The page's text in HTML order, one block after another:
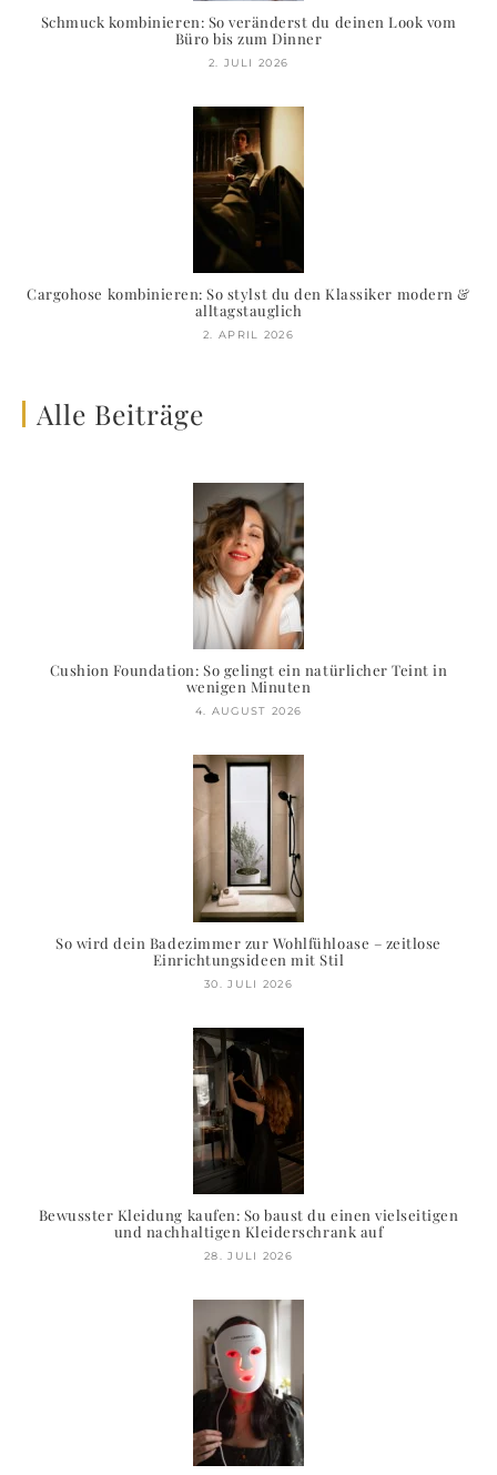
Schmuck kombinieren: So veränderst du deinen Look vom
Büro bis zum Dinner
2. JULI 2026
Cargohose kombinieren: So stylst du den Klassiker modern &
alltagstauglich
2. APRIL 2026
Alle Beiträge
Cushion Foundation: So gelingt ein natürlicher Teint in
wenigen Minuten
4. AUGUST 2026
So wird dein Badezimmer zur Wohlfühloase – zeitlose
Einrichtungsideen mit Stil
30. JULI 2026
Bewusster Kleidung kaufen: So baust du einen vielseitigen
und nachhaltigen Kleiderschrank auf
28. JULI 2026